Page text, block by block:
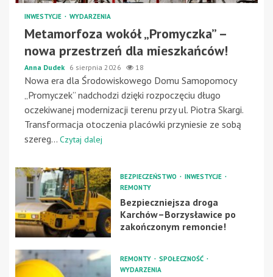
INWESTYCJE WYDARZENIA
Metamorfoza wokół „Promyczka” –
nowa przestrzeń dla mieszkańców!
Anna Dudek 6 sierpnia 2026 18
Nowa era dla Środowiskowego Domu Samopomocy
„Promyczek” nadchodzi dzięki rozpoczęciu długo
oczekiwanej modernizacji terenu przy ul. Piotra Skargi.
Transformacja otoczenia placówki przyniesie ze sobą
szereg... Czytaj dalej
BEZPIECZEŃSTWO
INWESTYCJE
REMONTY
Bezpieczniejsza droga
Karchów–Borzysławice po
zakończonym remoncie!
REMONTY
SPOŁECZNOŚĆ
WYDARZENIA